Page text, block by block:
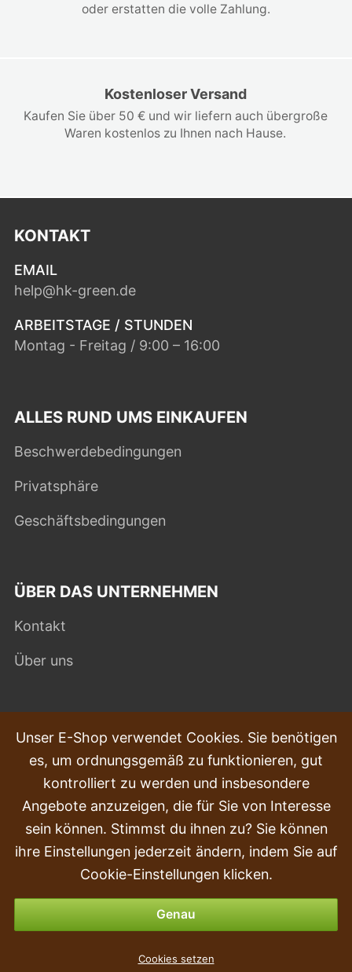
oder erstatten die volle Zahlung.
Kostenloser Versand
Kaufen Sie über 50 € und wir liefern auch übergroße
Waren kostenlos zu Ihnen nach Hause.
KONTAKT
EMAIL
help@hk-green.de
ARBEITSTAGE / STUNDEN
Montag - Freitag / 9:00 – 16:00
ALLES RUND UMS EINKAUFEN
Beschwerdebedingungen
Privatsphäre
Geschäftsbedingungen
ÜBER DAS UNTERNEHMEN
Kontakt
Über uns
HÄUFIG GESTELLTE FRAGEN
Beschwerden
Transport und Lieferung
Kauf
Rückgabe & Erstattung
Zahlungsmöglichkeiten
Unser E-Shop verwendet Cookies. Sie benötigen
es, um ordnungsgemäß zu funktionieren, gut
kontrolliert zu werden und insbesondere
Angebote anzuzeigen, die für Sie von Interesse
sein können. Stimmst du ihnen zu? Sie können
ihre Einstellungen jederzeit ändern, indem Sie auf
Cookie-Einstellungen klicken.
Genau
Cookies setzen